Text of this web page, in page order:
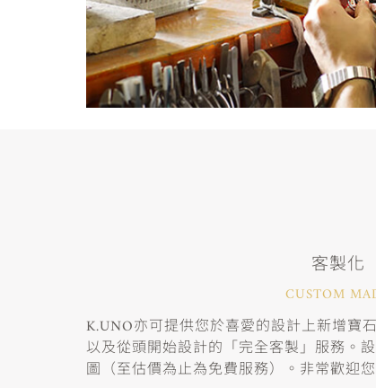
客製化
CUSTOM
K.UNO亦可提供您於喜愛的設計上新增寶
以及從頭開始設計的「完全客製」服務。
圖（至估價為止為免費服務）。非常歡迎